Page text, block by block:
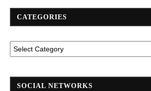
CATEGORIES
SOCIAL NETWORKS